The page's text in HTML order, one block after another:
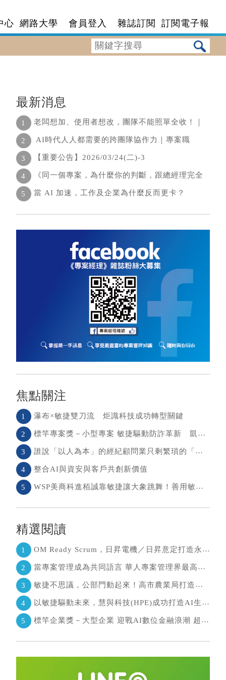
心 網路大學 會員登入 雜誌訂閱 訂閱電子報
最新消息
1 老闆想加、使用者想改，團隊不能照單全收！｜
2 AI時代人人都需要的跨團隊協作力｜專案職
3 【重要公告】2026/03/24(二)-3
4 《同一個專案，為什麼你的判斷，跟總經理完全
5 當 AI 加速，工作及企業為什麼反而更卡？
焦點關注
1 瀑布×敏捷雙刀流 炬識科技成功轉型關鍵
2 標竿專案獎－小型專案 敏捷驅動防詐革新 凱基銀行以AI打造金融防護網
3 誰說「以人為本」的經紀顧問業只剩繁瑣的「潛規則」？
4 整合AI與資安與客戶共創新價值
5 WSP美商科進栢誠靠敏捷讓大象跳舞！善用敏捷＋科技力， 大型工程也能快速迭代
精選閱讀
1 OM Ready Scrum，日昇電機／日昇意定打造永續維運新典範
2 當專案管理成為共同語言 華人專案管理界最高榮耀引領的變革時代
3 敏捷不思議，公部門動起來！高市農業局打造願景導向的社區敏捷自組織
4 以敏捷驅動未來，慧與科技(HPE)成功打造AI生態系 大型敏捷(LeSS)海納百川，讓複雜變簡單
5 標竿企業獎－大型企業 迎戰AI數位金融浪潮 超越傳統的組織再定義